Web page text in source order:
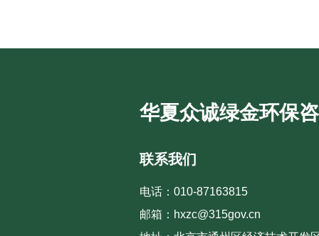
联系我们
电话：010-87163815
邮箱：hxzc@315gov.cn
华夏众诚绿金环保